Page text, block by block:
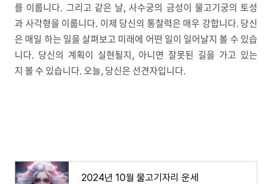
를 이룹니다. 그리고 같은 날, 사수궁의 금성이 물고기궁의 토성
과 사각형을 이룹니다. 이제 당신의 통찰력은 매우 강합니다. 당신
은 매일 하는 일을 살펴보고 미래에 어떤 일이 일어날지 볼 수 있습
니다. 당신의 계획이 실현될지, 아니면 잘못된 길을 가고 있는
지 볼 수 있습니다. 오늘, 당신은 선견자입니다.
2024년 10월 물고기자리 운세